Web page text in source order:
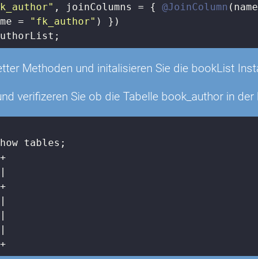
, joinColumns = { @JoinColumn
= "fk_author"
Methoden und initalisieren Sie die bookList
verifizeren Sie ob die Tabelle book_author in
tables;